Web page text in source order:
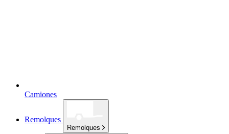
Camiones
Remolques
Remolques